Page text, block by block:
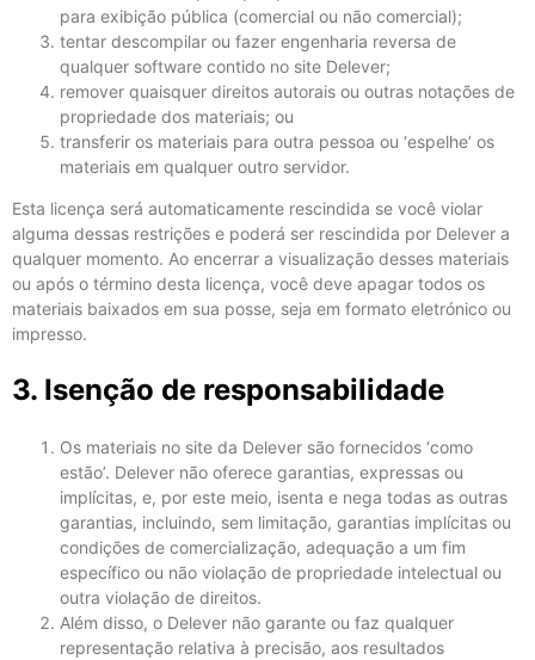
para exibição pública (comercial ou não comercial);
tentar descompilar ou fazer engenharia reversa de
qualquer software contido no site Delever;
remover quaisquer direitos autorais ou outras notações de
propriedade dos materiais; ou
transferir os materiais para outra pessoa ou ‘espelhe’ os
materiais em qualquer outro servidor.
Esta licença será automaticamente rescindida se você violar
alguma dessas restrições e poderá ser rescindida por Delever a
qualquer momento. Ao encerrar a visualização desses materiais
ou após o término desta licença, você deve apagar todos os
materiais baixados em sua posse, seja em formato eletrónico ou
impresso.
3. Isenção de responsabilidade
Os materiais no site da Delever são fornecidos ‘como
estão’. Delever não oferece garantias, expressas ou
implícitas, e, por este meio, isenta e nega todas as outras
garantias, incluindo, sem limitação, garantias implícitas ou
condições de comercialização, adequação a um fim
específico ou não violação de propriedade intelectual ou
outra violação de direitos.
Além disso, o Delever não garante ou faz qualquer
representação relativa à precisão, aos resultados